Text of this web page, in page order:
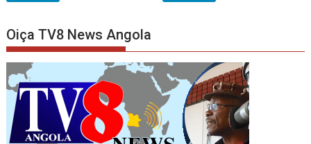
Oiça TV8 News Angola